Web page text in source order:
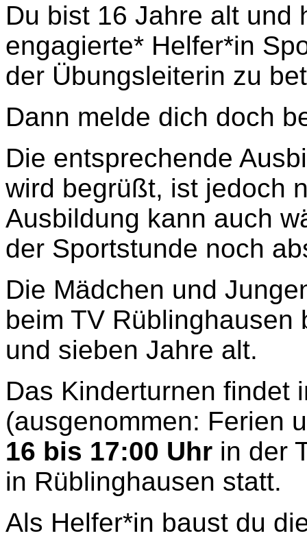
Du bist 16 Jahre alt und
engagierte* Helfer*in
der Übungsleiterin zu
Dann melde dich doch
Die entsprechende
wird begrüßt, ist jedoch
Ausbildung kann auch
der Sportstunde noch
Die Mädchen und
beim TV
und sieben Jahre alt.
Das Kinderturnen findet
(ausgenommen: Ferien
16 bis 17:00 Uhr in der
in Rüblinghausen statt.
Als Helfer*in baust du